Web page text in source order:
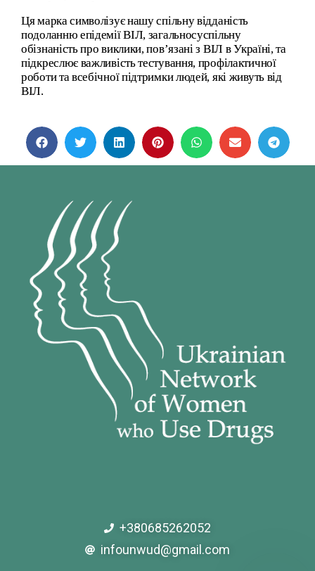
Ця марка символізує нашу спільну відданість
подоланню епідемії ВІЛ, загальносуспільну
обізнаність про виклики, пов’язані з ВІЛ в Україні, та
підкреслює важливість тестування, профілактичної
роботи та всебічної підтримки людей, які живуть від
ВІЛ.
+380685262052
infounwud@gmail.com